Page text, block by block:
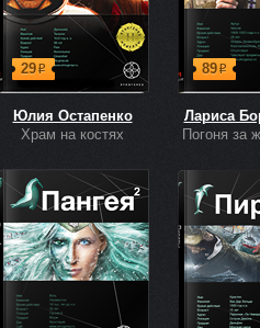
29р
Юлия Остапенко
Храм на костях
89р
Лариса
Погоня за